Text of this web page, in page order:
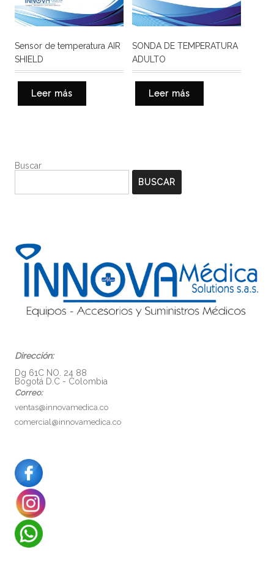
Sensor de temperatura AIR
SHIELD
Leer más
SONDA DE TEMPERATURA
ADULTO
Leer más
Buscar
BUSCAR
Dirección:
Dg 61C NO. 24 88
Bogotá D.C - Colombia
Correo:
ventas@innovamedica.co
comercial@innovamedica.co